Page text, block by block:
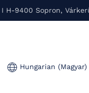
I H-9400 Sopron,
Hungarian (Magyar)